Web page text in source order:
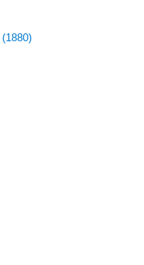
(1880)